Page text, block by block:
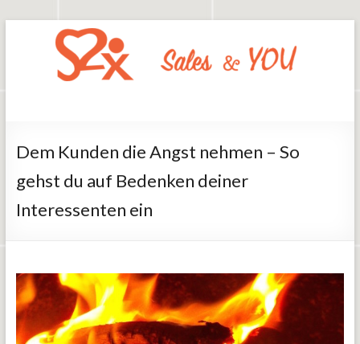
Dem Kunden die Angst nehmen – So
gehst du auf Bedenken deiner
Interessenten ein